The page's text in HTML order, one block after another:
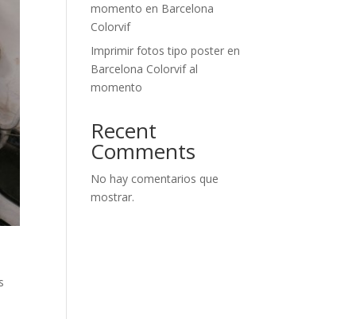
momento en Barcelona
Colorvif
Imprimir fotos tipo poster en
Barcelona Colorvif al
momento
Recent
Comments
No hay comentarios que
mostrar.